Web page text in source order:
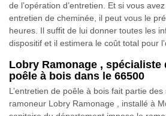
de l’opération d’entretien. Et si vous
entretien de cheminée, il peut vous le
heures. Il suffit de lui donner toutes les
dispositif et il estimera le coût total pour
Lobry Ramonage , spécialiste
poêle à bois dans le 66500
L’entretien de poêle à bois fait partie des
ramoneur Lobry Ramonage , installé à